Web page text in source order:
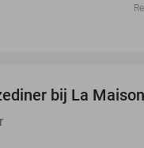
bij La